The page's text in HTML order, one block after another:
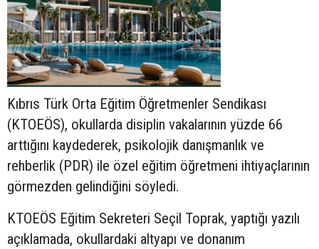
Kıbrıs Türk Orta Eğitim Öğretmenler Sendikası
(KTOEÖS), okullarda disiplin vakalarının yüzde 66
arttığını kaydederek, psikolojik danışmanlık ve
rehberlik (PDR) ile özel eğitim öğretmeni ihtiyaçlarının
görmezden gelindiğini söyledi.
KTOEÖS Eğitim Sekreteri Seçil Toprak, yaptığı yazılı
açıklamada, okullardaki altyapı ve donanım